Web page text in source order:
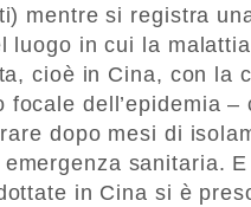
mentre si registra
luogo in cui la
cioè in Cina, con la
focale dell’epidemia –
dopo mesi di
sanitaria.
in Cina si è